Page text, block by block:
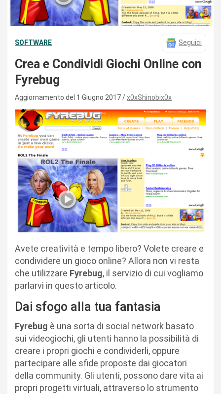
SOFTWARE Seguici
Crea e Condividi Giochi Online con
Fyrebug
Aggiornamento del 1 Giugno 2017 x0xShinobix0x
Avete creatività e tempo libero? Volete creare e
condividere un gioco online? Allora non vi resta
che utilizzare Fyrebug, il servizio di cui vogliamo
parlarvi in questo articolo.
Dai sfogo alla tua fantasia
Fyrebug è una sorta di social network basato
sui videogiochi, gli utenti hanno la possibilità di
creare i propri giochi e condividerli, oppure
partecipare alle sfide proposte dai giocatori
della community. Gli utenti, possono dare vita ai
propri progetti virtuali, attraverso lo strumento